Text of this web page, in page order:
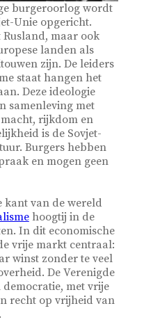
burgeroorlog wordt
Unie opgericht.
maar ook
landen als
zijn. De leiders
staat hangen het
Deze ideologie
samenleving met
rijkdom en
is de Sovjet-
Burgers hebben
en mogen geen
kant van de wereld
hoogtij in de
In dit economische
vrije markt centraal:
winst zonder te veel
De Verenigde
democratie, met vrije
recht op vrijheid van